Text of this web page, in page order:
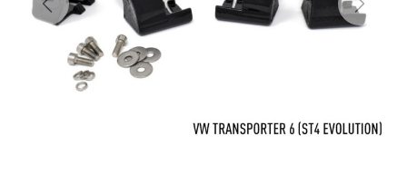
Previous Next